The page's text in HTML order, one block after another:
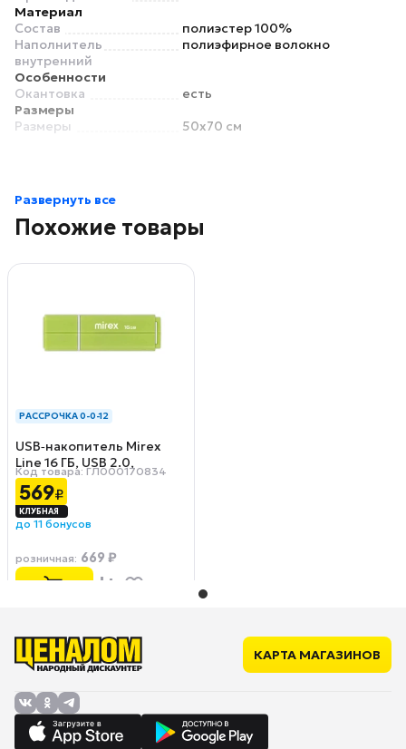
Материал
Состав
полиэстер 100%
Наполнитель
внутренний
полиэфирное волокно
Особенности
Окантовка
есть
Размеры
Размеры
50x70 см
Развернуть все
Похожие товары
РАССРОЧКА 0-0-12
USB‑накопитель Mirex
Line 16 ГБ, USB 2.0,
зеленый
Код товара: ГЛ000170834
569₽
до 11 бонусов
розничная: 669 ₽
КАРТА МАГАЗИНОВ